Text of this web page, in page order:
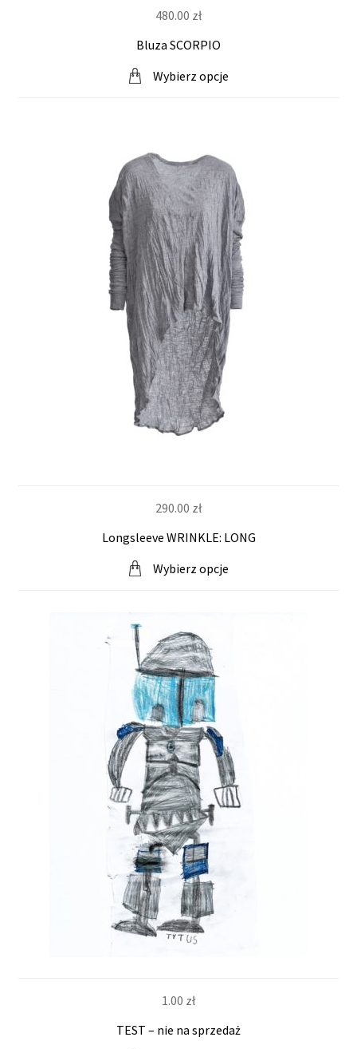
Wybierz opcje
480.00 zł
Bluza SCORPIO
Wybierz opcje
290.00 zł
Longsleeve WRINKLE: LONG
1.00 zł
TEST – nie na sprzedaż